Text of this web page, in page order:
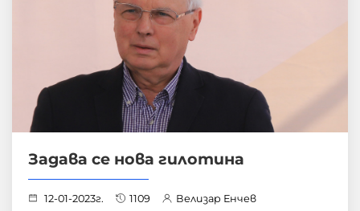
Задава се нова гилотина
12-01-2023г. 1109 Велизар Енчев